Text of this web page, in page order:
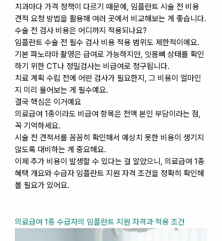
치과마다 가격 정책이 다르기 때문에, 임플란트 시술 전 비용
견적 요청 방법을 활용해 여러 곳에서 비교해보는 게 좋습니다.
수술 전 검사 비용은 어디까지 적용되나요?
임플란트 수술 전 필수 검사 비용 적용 범위도 제한적이에요.
기본 파노라마 촬영은 급여로 가능하지만, 잇몸뼈 상태를 확인
하기 위한 CT나 정밀검사는 비급여로 청구됩니다.
치료 계획 수립 전에 어떤 검사가 필요한지, 그 비용이 얼마인
지 미리 물어보는 게 필수예요.
결국 핵심은 이거예요
의료급여 1종이라도 비급여 항목은 전액 본인 부담이라는 점,
꼭 기억하세요.
시술 전 견적서를 꼼꼼히 확인해서 예상치 못한 비용이 생기지
않도록 대비하는 게 중요해요.
이제 추가 비용이 발생할 수 있다는 걸 알았으니, 의료급여 1종
혜택 개요와 수급자 임플란트 지원 자격 조건을 정확히 확인해
볼 필요가 있어요.
의료급여 1종 수급자의 임플란트 지원 자격과 적용 조건